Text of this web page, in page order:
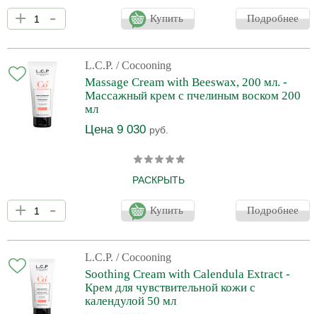
Гарантирует мягкое и тщательное отшелушивание роговых
клеток, глубокое очищение кожи и пор. Облегчает абсорбцию
активных компонентов других препаратов.
+ - Купить Подробнее
L.C.P. / Cocooning
Massage Cream with Beeswax, 200 мл. -
Массажный крем с пчелиным воском 200
мл
Цена 9 030 руб.
РАСКРЫТЬ
Моделирующий уход для лица увлажняет, смягчает кожу и
насыщает ткани витаминами, антиоксидантами, микро- и
макроэлементами. Обладает противовоспалительными и
+ - Купить Подробнее
L.C.P. / Cocooning
Soothing Cream with Calendula Extract -
Крем для чувствительной кожи с
календулой 50 мл